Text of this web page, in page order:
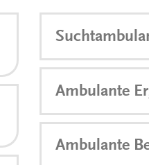
Ambulante
Ambulante